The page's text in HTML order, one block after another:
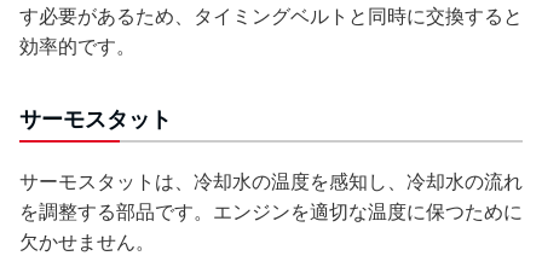
す必要があるため、タイミングベルトと同時に交換すると
効率的です。
サーモスタット
サーモスタットは、冷却水の温度を感知し、冷却水の流れ
を調整する部品です。エンジンを適切な温度に保つために
欠かせません。